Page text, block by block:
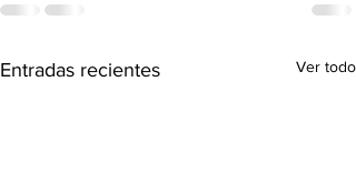
Entradas recientes Ver todo